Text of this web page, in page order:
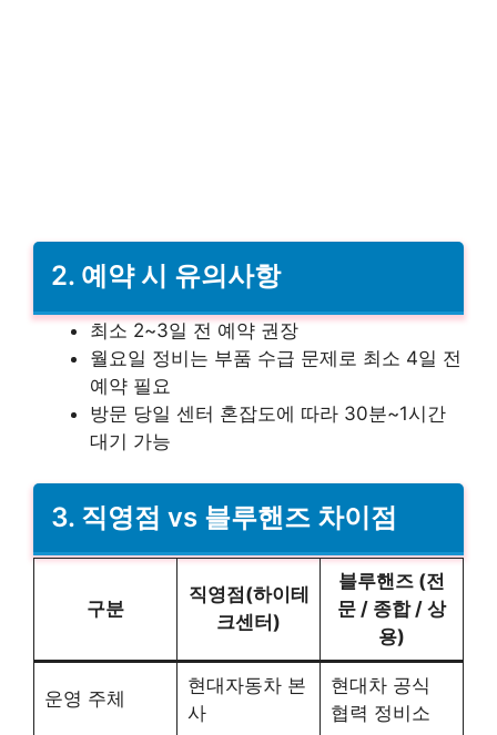
2. 예약 시 유의사항
최소 2~3일 전 예약 권장
월요일 정비는 부품 수급 문제로 최소 4일 전
예약 필요
방문 당일 센터 혼잡도에 따라 30분~1시간
대기 가능
3. 직영점 vs 블루핸즈 차이점
구분
직영점(하이테
크센터)
블루핸즈 (전
문 / 종합 / 상
용)
운영 주체
현대자동차 본
사
현대차 공식
협력 정비소